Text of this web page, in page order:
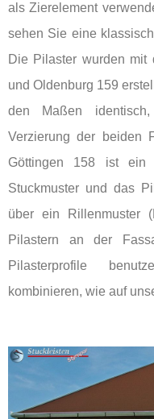
als Zierelement
sehen Sie eine
Die Pilaster wurden mit
und Oldenburg 159
den Maßen
Verzierung der beiden
Göttingen 158 ist ein
Stuckmuster und das
über ein Rillenmuster
Pilastern an der
Pilasterprofile
kombinieren, wie auf